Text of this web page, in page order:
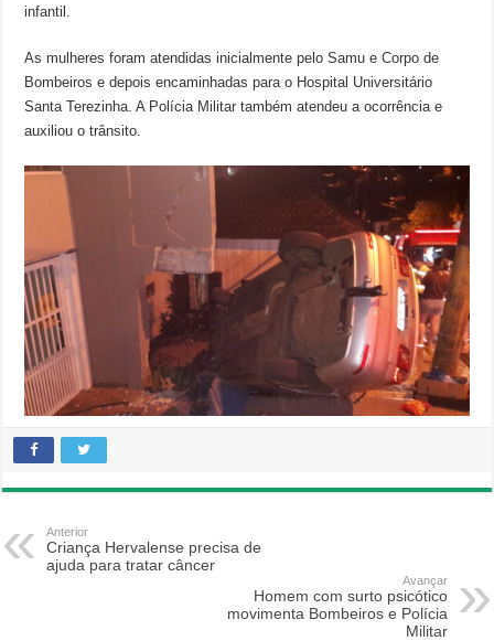
infantil.
As mulheres foram atendidas inicialmente pelo Samu e Corpo de
Bombeiros e depois encaminhadas para o Hospital Universitário
Santa Terezinha. A Polícia Militar também atendeu a ocorrência e
auxiliou o trânsito.
Anterior
Criança Hervalense precisa de
ajuda para tratar câncer
Avançar
Homem com surto psicótico
movimenta Bombeiros e Polícia
Militar